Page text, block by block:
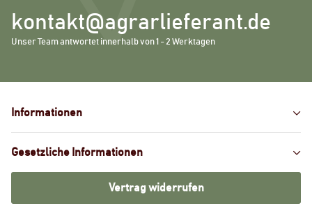
kontakt@agrarlieferant.de
Unser Team antwortet innerhalb von 1 - 2 Werktagen
Informationen
Gesetzliche Informationen
Vertrag widerrufen